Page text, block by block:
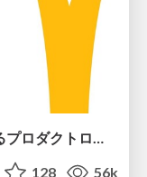
ピンチをチャンスに：未来をつくるプロダクトロードマップ #pmconf2020
128 56k